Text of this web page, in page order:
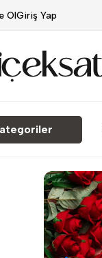
OlGiriş Yap